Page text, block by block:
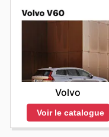
Volvo
Voir le catalogue